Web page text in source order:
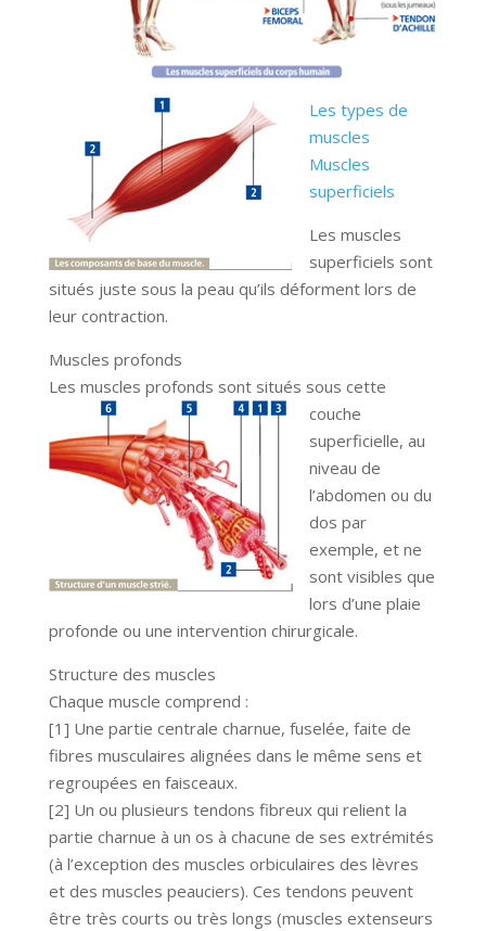
Les types de
muscles
Muscles
superficiels
Les muscles
superficiels sont
situés juste sous la peau qu’ils déforment lors de
leur contraction.
Muscles profonds
Les muscles profonds sont situés sous cette
couche
superficielle, au
niveau de
l’abdomen ou du
dos par
exemple, et ne
sont visibles que
lors d’une plaie
profonde ou une intervention chirurgicale.
Structure des muscles
Chaque muscle comprend :
[1] Une partie centrale charnue, fuselée, faite de
fibres musculaires alignées dans le même sens et
regroupées en faisceaux.
[2] Un ou plusieurs tendons fibreux qui relient la
partie charnue à un os à chacune de ses extrémités
(à l’exception des muscles orbiculaires des lèvres
et des muscles peauciers). Ces tendons peuvent
être très courts ou très longs (muscles extenseurs